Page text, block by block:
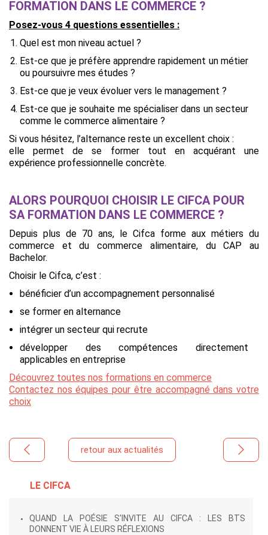
LE CIFCA
QUAND LA POÉSIE S'INVITE AU CIFCA : LES BTS
DONNENT VIE À LEURS RÉFLEXIONS
FORMATION DANS LE COMMERCE ?
Posez-vous 4 questions essentielles :
Quel est mon niveau actuel ?
Est-ce que je préfère apprendre rapidement un métier
ou poursuivre mes études ?
Est-ce que je veux évoluer vers le management ?
Est-ce que je souhaite me spécialiser dans un secteur
comme le commerce alimentaire ?
Si vous hésitez, l’alternance reste un excellent choix :
elle permet de se former tout en acquérant une
expérience professionnelle concrète.
ALORS POURQUOI CHOISIR LE CIFCA POUR
SA FORMATION DANS LE COMMERCE ?
Depuis plus de 70 ans, le Cifca forme aux métiers du
commerce et du commerce alimentaire, du CAP au
Bachelor.
Choisir le Cifca, c’est :
bénéficier d’un accompagnement personnalisé
se former en alternance
intégrer un secteur qui recrute
développer des compétences directement
applicables en entreprise
Découvrez toutes nos formations en commerce
Contactez nos équipes pour être accompagné dans votre
choix
retour aux actualités